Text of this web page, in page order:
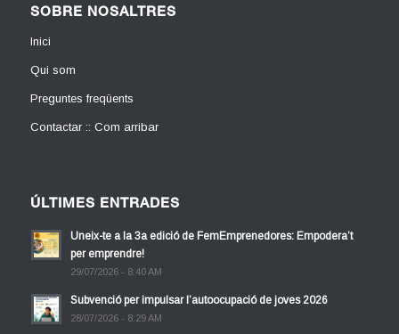
SOBRE NOSALTRES
Inici
Qui som
Preguntes freqüents
Contactar :: Com arribar
ÚLTIMES ENTRADES
Uneix-te a la 3a edició de FemEmprenedores: Empodera’t
per emprendre!
29/07/2026 - 8:40 AM
Subvenció per impulsar l’autoocupació de joves 2026
28/07/2026 - 8:29 AM